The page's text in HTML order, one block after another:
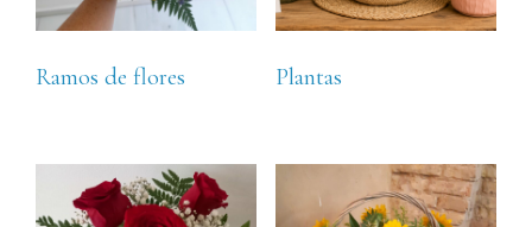
Ramos de flores Plantas